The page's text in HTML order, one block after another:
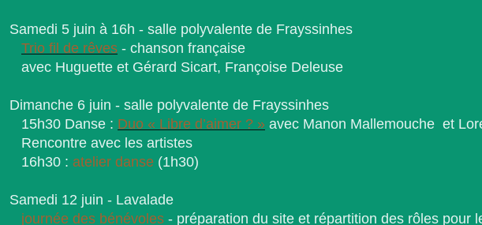
Samedi 5 juin à 16h - salle polyvalente de Frayssinhes
Trio fil de rêves - chanson française
avec Huguette et Gérard Sicart, Françoise Deleuse
Dimanche 6 juin - salle polyvalente de Frayssinhes
15h30 Danse : Duo « Libre d’aimer ? » avec Manon Mallemouche et
Rencontre avec les artistes
16h30 : atelier danse (1h30)
Samedi 12 juin - Lavalade
journée des bénévoles - préparation du site et répartition des rôles pour